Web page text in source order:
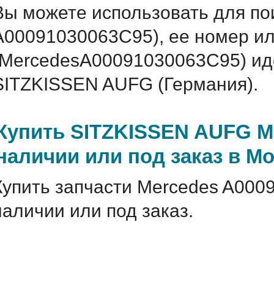
можете использовать для
ее номер
AUFG (Германия).
SITZKISSEN AUFG
или под заказ в
запчасти Mercedes
или под заказ.